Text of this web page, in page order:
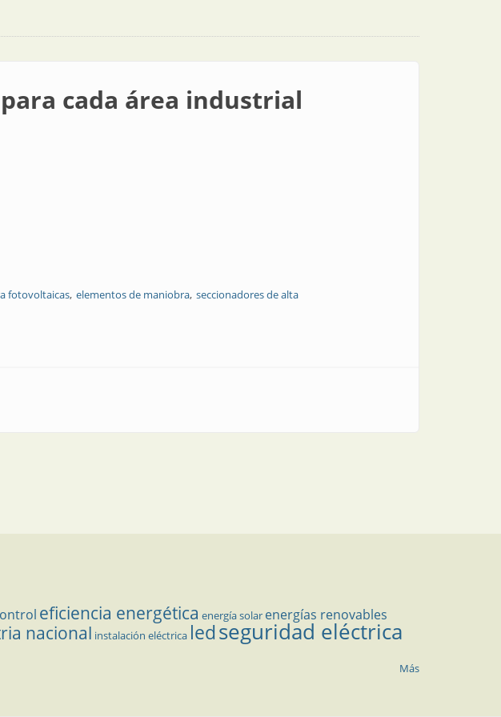
cada área industrial
fotovoltaicas elementos de maniobra seccionadores de alta
eficiencia energética energía solar energías renovables
nacional instalación eléctrica ledseguridad eléctrica
Más